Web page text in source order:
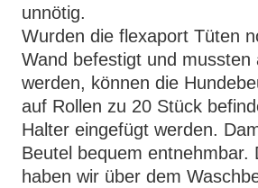
unnötig.
Wurden die flexaport Tüten
Wand befestigt und mussten
werden, können die
auf Rollen zu 20 Stück
Halter eingefügt werden.
Beutel bequem entnehmbar.
haben wir über dem